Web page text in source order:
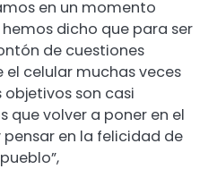
en un momento
dicho que para ser
de cuestiones
celular muchas veces
son casi
que volver a poner en el
en la felicidad de